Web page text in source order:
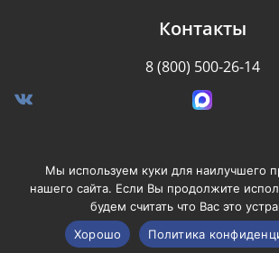
Контакты
8 (800) 500-26-14
Copyright © 2008-2020, Silverstone
защищены.
Мы используем куки для наилучшего
нашего сайта. Если Вы продолжите
будем считать что Вас это
Хорошо
Политика